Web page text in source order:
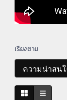
เรียงตาม